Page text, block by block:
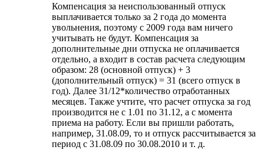
Компенсация за неиспользованный отпуск
выплачивается только за 2 года до момента
увольнения, поэтому с 2009 года вам ничего
учитывать не будут. Компенсация за
дополнительные дни отпуска не оплачивается
отдельно, а входит в состав расчета следующим
образом: 28 (основной отпуск) + 3
(дополнительный отпуск) = 31 (всего отпуск в
год). Далее 31/12*количество отработанных
месяцев. Также учтите, что расчет отпуска за год
производится не с 1.01 по 31.12, а с момента
приема на работу. Если вы пришли работать,
например, 31.08.09, то и отпуск рассчитывается за
период с 31.08.09 по 30.08.2010 и т. д.